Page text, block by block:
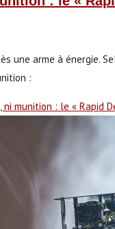
une arme à
:
ni munition : le «